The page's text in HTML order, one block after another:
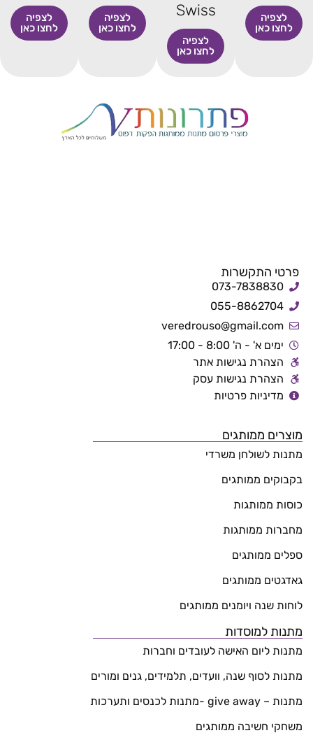
לצפיה
לחצו כאן
Swiss
לצפיה
לחצו כאן
לצפיה
לחצו כאן
לצפיה
לחצו כאן
מוצרים ממותגים
מתנות לשולחן משרדי
בקבוקים ממותגים
כוסות ממותגות
מחברות ממותגות
ספלים ממותגים
גאדגטים ממותגים
לוחות שנה ויומנים ממותגים
מתנות למוסדות
מתנות ליום האישה לעובדים וחברות
מתנות לסוף שנה, וועדים, תלמידים, גנים ומורים
מתנות – give away -מתנות לכנסים ותערכות
משחקי חשיבה ממותגים
פרטי התקשרות
073-7838830
055-8862704
veredrouso@gmail.com
ימים א' - ה' 8:00 - 17:00
הצהרת נגישות אתר
הצהרת נגישות עסק
מדיניות פרטיות